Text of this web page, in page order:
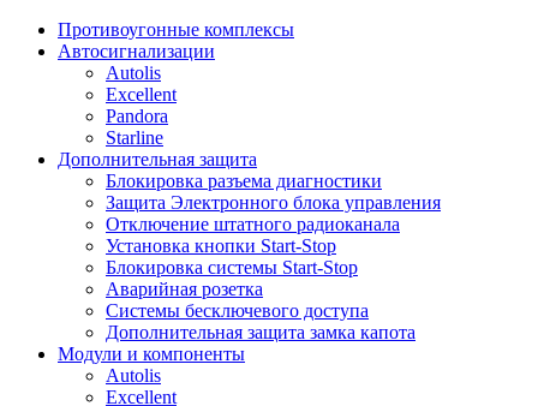
Противоугонные комплексы
Автосигнализации
Autolis
Excellent
Pandora
Starline
Дополнительная защита
Блокировка разъема диагностики
Защита Электронного блока управления
Отключение штатного радиоканала
Установка кнопки Start-Stop
Блокировка системы Start-Stop
Аварийная розетка
Системы бесключевого доступа
Дополнительная защита замка капота
Модули и компоненты
Autolis
Excellent